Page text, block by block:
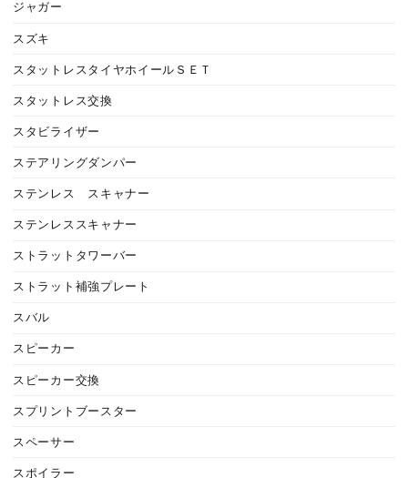
ジャガー
スズキ
スタットレスタイヤホイールＳＥＴ
スタットレス交換
スタビライザー
ステアリングダンパー
ステンレス スキャナー
ステンレススキャナー
ストラットタワーバー
ストラット補強プレート
スバル
スピーカー
スピーカー交換
スプリントブースター
スペーサー
スポイラー